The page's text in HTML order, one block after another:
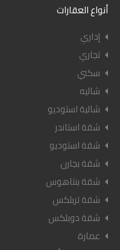
أنواع العقارات
إداري
تجاري
سكني
شاليه
شالية استوديو
شقة استاندر
شقة استوديو
شقة بجارن
شقة بنتاهوس
شقة تربلكس
شقة دوبلكس
عمارة